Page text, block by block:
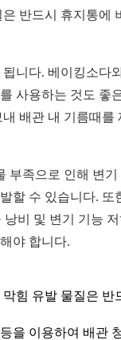
반드시 휴지통에
니다. 베이킹소다
사용하는 것도 좋
배관 내 기름때를
부족으로 인해 변기
할 수 있습니다. 또
비 및 변기 기능
야 합니다.
힘 유발 물질은 반
을 이용하여 배관